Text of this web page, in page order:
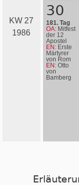
KW 27
1986
30
181. Tag
OA: Mitfest
der 12
Apostel
EN: Erste
Märtyrer
von Rom
EN: Otto
von
Bamberg